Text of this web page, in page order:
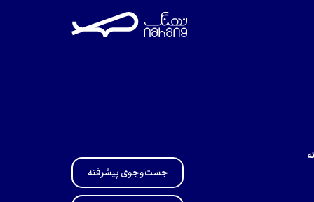
جست‌وجوی پیشرفته